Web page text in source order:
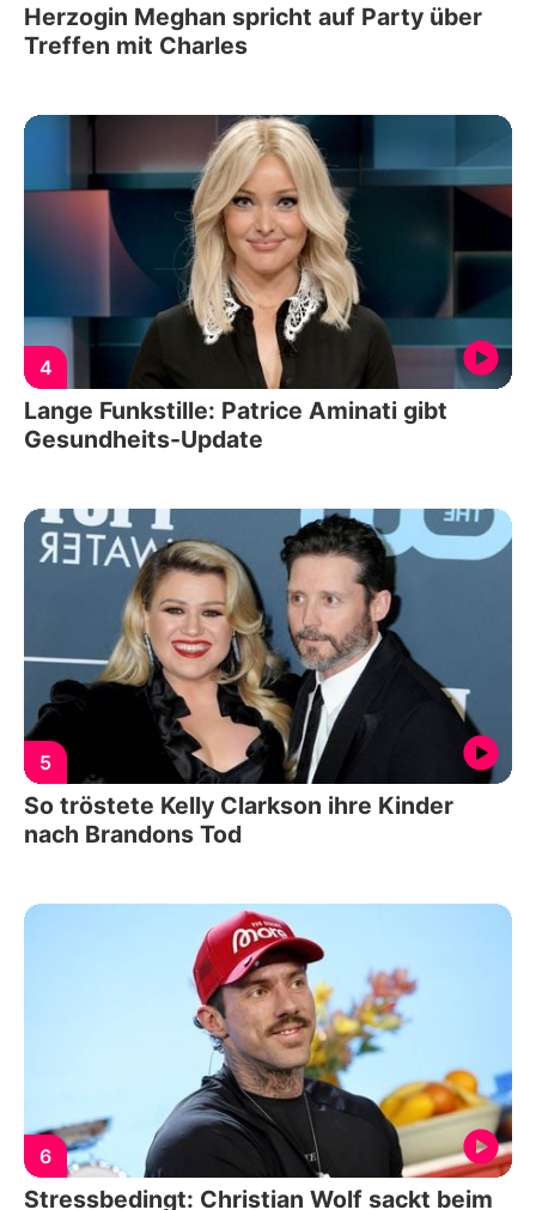
Herzogin Meghan spricht auf Party über
Treffen mit Charles
4
Lange Funkstille: Patrice Aminati gibt
Gesundheits-Update
5
So tröstete Kelly Clarkson ihre Kinder
nach Brandons Tod
6
Stressbedingt: Christian Wolf sackt beim